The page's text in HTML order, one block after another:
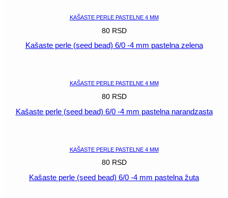
KAŠASTE PERLE PASTELNE 4 MM
80 RSD
Kašaste perle (seed bead) 6/0 -4 mm pastelna zelena
KAŠASTE PERLE PASTELNE 4 MM
80 RSD
Kašaste perle (seed bead) 6/0 -4 mm pastelna narandzasta
KAŠASTE PERLE PASTELNE 4 MM
80 RSD
Kašaste perle (seed bead) 6/0 -4 mm pastelna žuta